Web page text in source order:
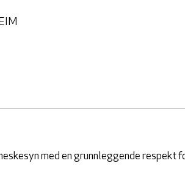
med en grunnleggende